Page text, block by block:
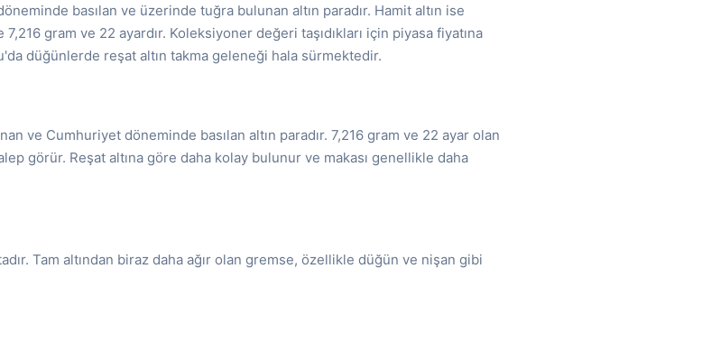
basılan ve üzerinde tuğra bulunan altın paradır. Hamit altın ise
gram ve 22 ayardır. Koleksiyoner değeri taşıdıkları için piyasa fiyatına
düğünlerde reşat altın takma geleneği hala sürmektedir.
ve Cumhuriyet döneminde basılan altın paradır. 7,216 gram ve 22 ayar olan
görür. Reşat altına göre daha kolay bulunur ve makası genellikle daha
Tam altından biraz daha ağır olan gremse, özellikle düğün ve nişan gibi